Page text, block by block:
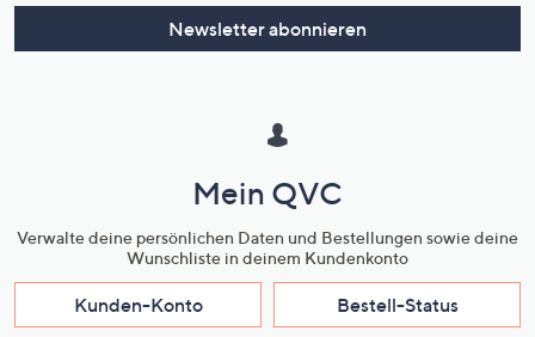
Newsletter abonnieren
Mein QVC
Verwalte deine persönlichen Daten und Bestellungen sowie deine
Wunschliste in deinem Kundenkonto
Kunden-Konto Bestell-Status